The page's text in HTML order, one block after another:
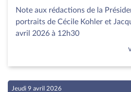
Note aux rédactions de la
portraits de Cécile Kohler et
avril 2026 à 12h30
Jeudi 9 avril 2026